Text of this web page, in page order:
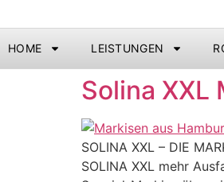
HOME LEISTUNGEN
Solina XXL
SOLINA XXL – DIE
SOLINA XXL mehr